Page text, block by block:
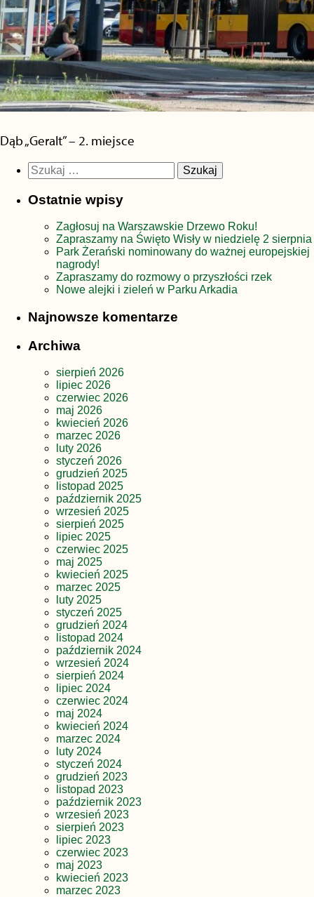
Dąb „Geralt” – 2. miejsce
Szukaj:
Ostatnie wpisy
Zagłosuj na Warszawskie Drzewo Roku!
Zapraszamy na Święto Wisły w niedzielę 2 sierpnia
Park Żerański nominowany do ważnej europejskiej
nagrody!
Zapraszamy do rozmowy o przyszłości rzek
Nowe alejki i zieleń w Parku Arkadia
Najnowsze komentarze
Archiwa
sierpień 2026
lipiec 2026
czerwiec 2026
maj 2026
kwiecień 2026
marzec 2026
luty 2026
styczeń 2026
grudzień 2025
listopad 2025
październik 2025
wrzesień 2025
sierpień 2025
lipiec 2025
czerwiec 2025
maj 2025
kwiecień 2025
marzec 2025
luty 2025
styczeń 2025
grudzień 2024
listopad 2024
październik 2024
wrzesień 2024
sierpień 2024
lipiec 2024
czerwiec 2024
maj 2024
kwiecień 2024
marzec 2024
luty 2024
styczeń 2024
grudzień 2023
listopad 2023
październik 2023
wrzesień 2023
sierpień 2023
lipiec 2023
czerwiec 2023
maj 2023
kwiecień 2023
marzec 2023